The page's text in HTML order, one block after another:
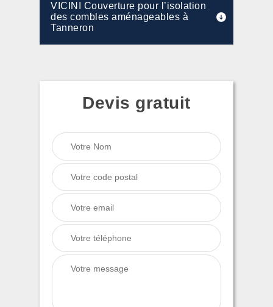
VICINI Couverture pour l’isolation
des combles aménageables à
Tanneron
Devis gratuit